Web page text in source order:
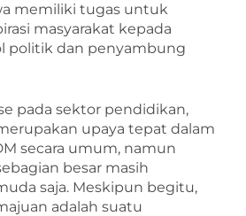
memiliki tugas untuk
masyarakat kepada
politik dan penyambung
pada sektor pendidikan,
upaya tepat dalam
secara umum, namun
besar masih
saja. Meskipun begitu,
adalah suatu